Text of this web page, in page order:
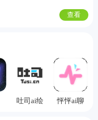
查看
吐司ai绘
怦怦ai聊